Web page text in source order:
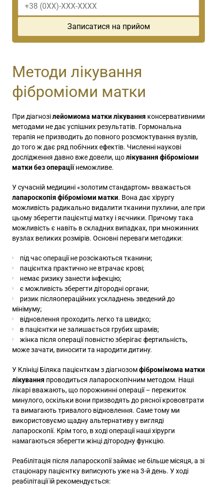
Методи лікування
фіброміоми матки
При діагнозілейомиома матки лікування консервативними
методами не дає успішних результатів. Гормональна
терапія не призводить до повного розсмоктування вузлів,
до того ж дає ряд побічних ефектів. Численні наукові
дослідження давно вже довели, щолікування фіброміоми
матки без операціїнеможливе.
У сучасній медицині «золотим стандартом» вважається
лапароскопія фіброміоми матки. Вона дає хірургу
можливість радикально видалити тканини пухлини, але при
цьому зберегти пацієнтці матку і яєчники. Причому така
можливість є навіть в складних випадках, при множинних
вузлах великих розмірів. Основні переваги методики:
під час операції не розсікаються тканини;
пацієнтка практично не втрачає крові;
немає ризику занести інфекцію;
є можливість зберегти дітородні органи;
ризик післяопераційних ускладнень зведений до
мінімуму;
відновлення проходить легко та швидко;
в пацієнтки не залишається грубих шрамів;
жінка після операції повністю зберігає фертильність,
може зачати, виносити та народити дитину.
У Клініці Біляка пацієнткам з діагнозомфібромімома матки
лікування проводиться лапароскопічним методом. Наші
лікарі вважають, що порожнинні операції – пережиток
минулого, оскільки вони призводять до рясної крововтрати
та вимагають тривалого відновлення. Саме тому ми
використовуємо щадну альтернативу у вигляді
лапароскопії. Крім того, в ході операції наші хірурги
намагаються зберегти жінці дітородну функцію.
Реабілітація після лапароскопії займає не більше місяця, а зі
стаціонару пацієнтку виписують уже на 3-й день. У ході
реабілітації їй рекомендується: